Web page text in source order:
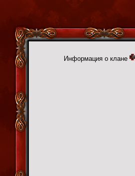
Информация о клане